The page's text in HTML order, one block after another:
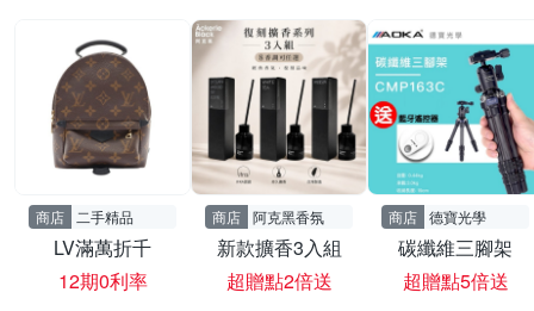
商店 二手精品
LV滿萬折千
12期0利率
商店 阿克黑香氛
新款擴香3入組
超贈點2倍送
商店 德寶光學
碳纖維三腳架
超贈點5倍送